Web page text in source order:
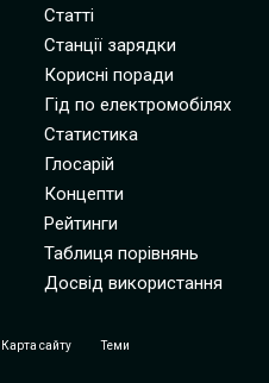
Статті
Станції зарядки
Корисні поради
Гід по електромобілях
Статистика
Глосарій
Концепти
Рейтинги
Таблиця порівнянь
Досвід використання
Карта сайту
Теми